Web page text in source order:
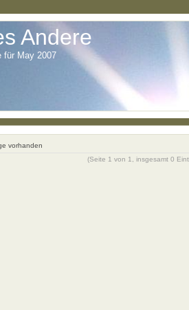
Andere
für May 2007
vorhanden
(Seite 1 von 1, insgesamt 0